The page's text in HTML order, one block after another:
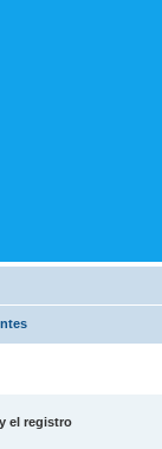
el registro